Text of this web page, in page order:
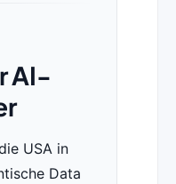
AI-
USA in
Data